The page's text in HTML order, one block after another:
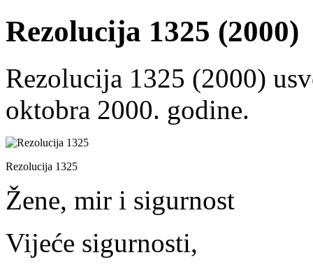
Rezolucija 1325 (2000)
Rezolucija 1325 (2000)
oktobra 2000. godine.
Rezolucija 1325
Žene, mir i sigurnost
Vijeće sigurnosti,